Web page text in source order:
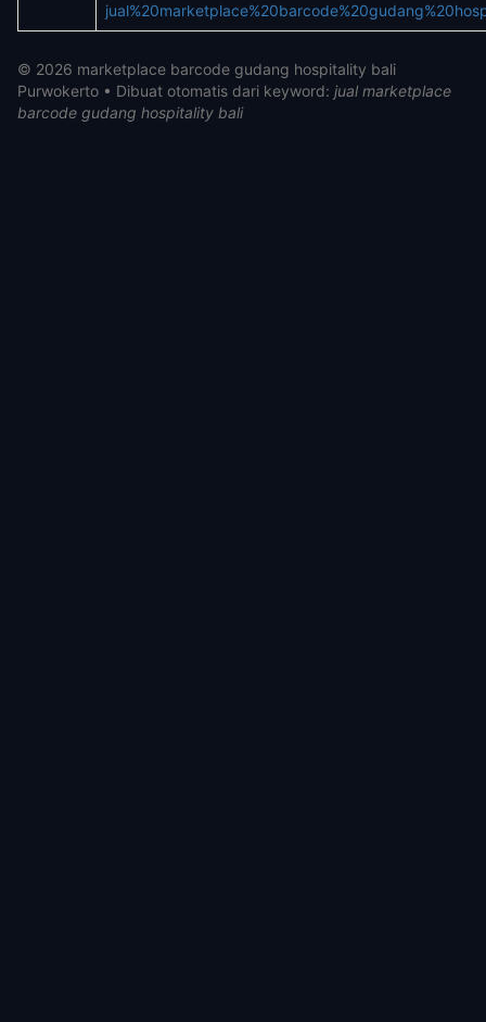
© 2026 marketplace barcode gudang hospitality bali
Purwokerto • Dibuat otomatis dari keyword: jual marketplace
barcode gudang hospitality bali